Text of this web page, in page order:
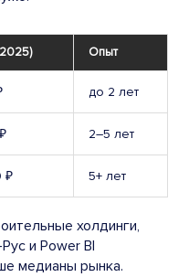
Опыт
до 2 лет
2–5 лет
₽ 5+ лет
холдинги,
и Power BI
медианы рынка.